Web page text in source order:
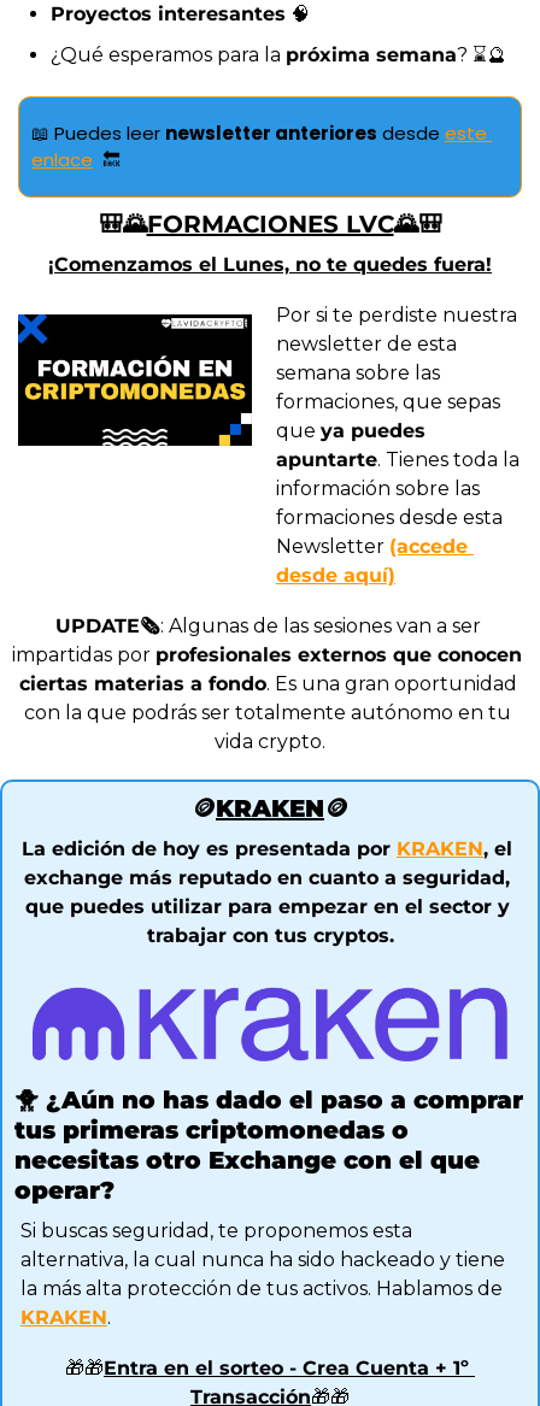
Proyectos interesantes 🧠
¿Qué esperamos para la próxima semana? ⌛🔮
📖 Puedes leer newsletter anteriores desde este
enlace 🔙
🎒🌄FORMACIONES LVC🌄🎒
¡Comenzamos el Lunes, no te quedes fuera!
Por si te perdiste nuestra
newsletter de esta
semana sobre las
formaciones, que sepas
que ya puedes
apuntarte. Tienes toda la
información sobre las
formaciones desde esta
Newsletter (accede
desde aquí)
UPDATE🗞️: Algunas de las sesiones van a ser
impartidas por profesionales externos que conocen
ciertas materias a fondo. Es una gran oportunidad
con la que podrás ser totalmente autónomo en tu
vida crypto.
🪙KRAKEN🪙
La edición de hoy es presentada por KRAKEN, el
exchange más reputado en cuanto a seguridad,
que puedes utilizar para empezar en el sector y
trabajar con tus cryptos.
🐥 ¿Aún no has dado el paso a comprar
tus primeras criptomonedas o
necesitas otro Exchange con el que
operar?
Si buscas seguridad, te proponemos esta
alternativa, la cual nunca ha sido hackeado y tiene
KRAKEN.
🎁🎁Entra en el sorteo - Crea Cuenta + 1º
Transacción🎁🎁